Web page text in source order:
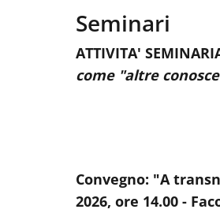
Seminari
ATTIVITA'
come "altre
Convegno: "A
2026, ore 14.00 -